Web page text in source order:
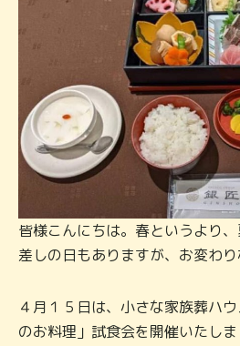
皆様こんにちは。春というより
差しの日もありますが、お変わり
４月１５日は、小さな家族葬ハ
のお料理」試食会を開催いたしま